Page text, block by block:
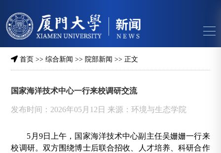
首页 >>综合新闻 >> 院部新闻 >> 正文
国家海洋技术中心一行来校调研交流
发布时间：2026年05月12日 来源：环境与生态学院
5月9日上午，国家海洋技术中心副主任吴姗姗一行来
校调研。双方围绕博士后联合招收、人才培养、科研合作